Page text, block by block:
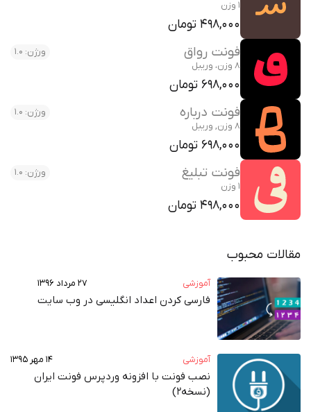
1 وزن
498,000 تومان
فونت رواق
ورژن: 1.0
8 وزن، وریبل
698,000 تومان
فونت درباره
ورژن: 1.0
8 وزن, وریبل
698,000 تومان
فونت تبلیغ
ورژن: 1.0
1 وزن
498,000 تومان
مقالات محبوب
آموزشی ۲۷ مرداد ۱۳۹۶
فارسی کردن اعداد انگلیسی در وب‌ سایت
آموزشی ۱۴ مهر ۱۳۹۵
نصب فونت با افزونه وردپرس فونت ایران
(نسخه2)